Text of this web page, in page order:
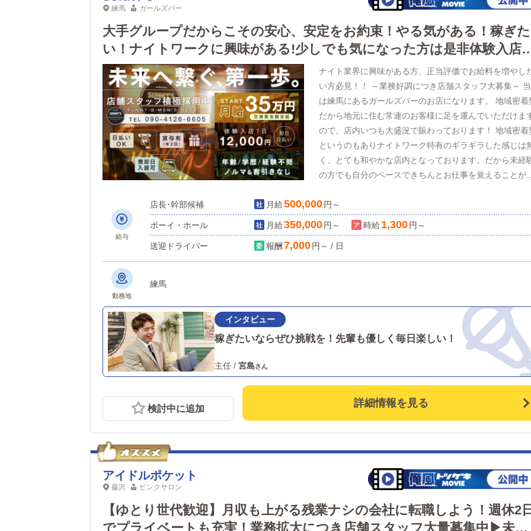
るのでしょうか。「理由をつけて評価を見送る」「無茶
目標を課す」といった、形だけの昇給・昇格制度ではあ
ません。本気でこの制度を運用しているため、クリアで
る目標とフェアな査定で、全員が昇給しやすくなってい
す。未経験の方も、先輩スタッフがしっかりフォロー致
ますので、ご安心ください！∽∽∽∽∽∽∽∽∽∽∽∽ 《風
業界で日本一を実現させる為に…！》 『法令の順守』
ルマ・キャッチ行為なし。ビジネスとして真摯に仕事に
り組んでいます！ 『衛生環境の向上』 ⇒店舗型風俗店
からこそ、清潔で且つ快適な環境づくりに取り組んでい
す！ 『社会への貢献』 ⇒お客様に“癒し・安らぎ・喜
び”を提供する努力、人材育成に取り組んでいます！
声をかけたり、スカウトをすることもありません。すべ
店舗敷地内ですので、勤務中も身バレの心配をせずに働
ていただけます。～関東で10店舗展開～東京（吉原）
店舗神奈川（堀之内）⇒5店舗千葉（栄町）⇒3店舗ご希
の勤務地をお選びください。当社は業界でもとくに歴史
従業員を大切にする運営を徹底しております。突出した
件ではありませんが...トゥルースグループでしか実現で
ないことがございます！店舗スタッフ大募集中！経験や
齢不問！！"興味"と"ヤル気"があれば即採用です！メー
LINE、電話からお気軽にご応募ください。採用された方
こと楽しみにしております。
練馬 ガールズバー
大手グループだからこその安心、安定をお約束！やる気がある！稼ぎた
い！ナイトワークに興味がある!少しでも気になった方は是非体験入店
ら！作業員一同お待ちしております！ナイト業界に興味がある方、正当評価でお給料を増やし
い方必見！！ ～業務好調につき店舗スタッフ大募集～ 当店
は練馬にあるガールズバーのお店になります。 地域密着
だから地元に住む常連のお客様に足を運んでいただけま
ので、店内いつも大盛況で賑わっております！ 地域密着
というのもありナイトワーク特有のギラギラした感じは
く、とても和やかな店内となっております。だから未経
の方でも自分のペースできちんとお仕事を覚えることが
乗り換えなしで約７分 ・新宿から乗り換えなしで約18分
・渋谷から乗り換えなしで約22分 ・横浜から乗り換え
で約50分 また当店は地域密着型なので、大半のお客様
元の方ばかりです。 なので顔バレなどの心配も一切ござ
ませんので、安心して働く事ができます！ ◇当店限定！働
も充実できる制度になります。 ②給与35万円スタート
にかく稼ぎたい方オススメ！更に貴方の成長次第ではド
ドンお給料が上がります！※①も適応 ③１日体験入店制
ナイトワークが初めてで不安な方にオススメ！まずは職
の雰囲気を知っていただく為に体験入店からでもOK！
していただければと思います。体験入店の場合は全額日
株式会社としての経営をしているので福利厚生などもし
かりしています！ 年齢も18～50代までと幅広く採用さ
頂いておりますので是非皆様からのお問合せお待ちして
給与
店長･幹部候補 月給500,000円～
ボーイ・ホール 月給350,000円～ 時給 1,300円～
送迎ドライバー 報酬 7,000円～ / 日
勤務地
練馬
稼ぎたいならぜひ挑戦を！先輩も優しく毎日楽しい！
主任 / 宮島
検討中に追加 詳細情報を見る
アイドルポケット
藤沢 ピンクサロン
【ゆとり世代歓迎】月収も上がる残業ナシの会社に転職しよう！週休2
でプライベートも充実！業務拡大につき店舗スタッフ大量募集中▶未経